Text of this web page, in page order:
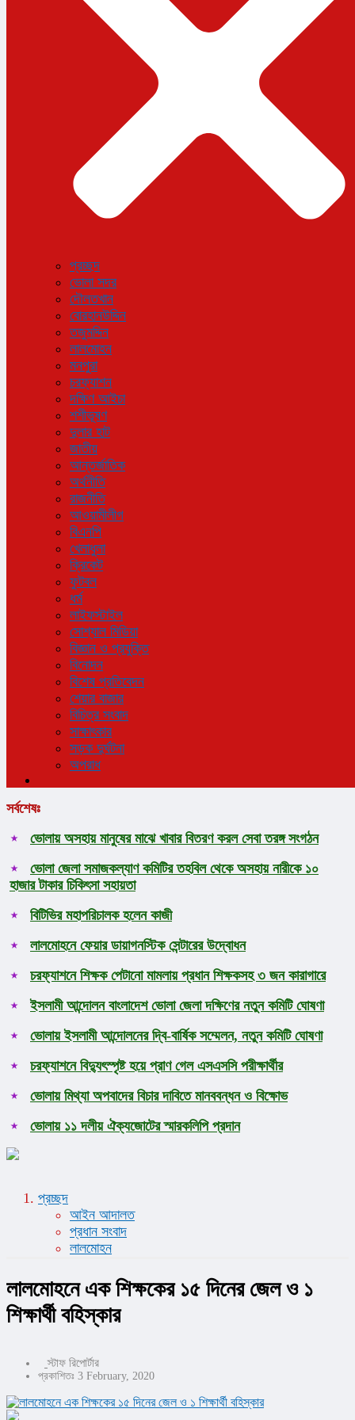
বিশেষ প্রতিবেদন
প্রচ্ছদ
ভোলা সদর
দৌলতখান
বোরহানউদ্দিন
তজুমদ্দিন
লালমোহন
মনপুরা
চরফ্যাশন
দক্ষিণ আইচা
শশীভূষণ
দুলার হাট
জাতীয়
আন্তর্জাতিক
অর্থনীতি
রাজনীতি
আওয়ামীলীগ
বিএনপি
খেলাধুলা
ক্রিকেট
ফুটবল
ধর্ম
লাইফস্টাইল
সোশ্যাল মিডিয়া
বিজ্ঞান ও প্রযুক্তি
বিনোদন
বিশেষ প্রতিবেদন
শেয়ার বাজার
বিচিত্র সংবাদ
সাক্ষাৎকার
সড়ক দুর্ঘটনা
অপরাধ
সর্বশেষঃ
ভোলায় অসহায় মানুষের মাঝে খাবার বিতরণ করল সেবা তরঙ্গ সংগঠন
ভোলা জেলা সমাজকল্যাণ কমিটির তহবিল থেকে অসহায় নারীকে ১০
হাজার টাকার চিকিৎসা সহায়তা
বিটিভির মহাপরিচালক হলেন কাজী
লালমোহনে ফেয়ার ডায়াগনস্টিক সেন্টারের উদ্বোধন
চরফ্যাশনে শিক্ষক পেটানো মামলায় প্রধান শিক্ষকসহ ৩ জন কারাগারে
ইসলামী আন্দোলন বাংলাদেশ ভোলা জেলা দক্ষিণের নতুন কমিটি ঘোষণা
ভোলায় ইসলামী আন্দোলনের দ্বি-বার্ষিক সম্মেলন, নতুন কমিটি ঘোষণা
চরফ্যাশনে বিদ্যুৎস্পৃষ্ট হয়ে প্রাণ গেল এসএসসি পরীক্ষার্থীর
ভোলায় মিথ্যা অপবাদের বিচার দাবিতে মানববন্ধন ও বিক্ষোভ
ভোলায় ১১ দলীয় ঐক্যজোটের স্মারকলিপি প্রদান
প্রচ্ছদ
আইন আদালত
প্রধান সংবাদ
লালমোহন
লালমোহনে এক শিক্ষকের ১৫ দিনের জেল ও ১
শিক্ষার্থী বহিস্কার
স্টাফ রিপোর্টার
প্রকাশিতঃ 3 February, 2020